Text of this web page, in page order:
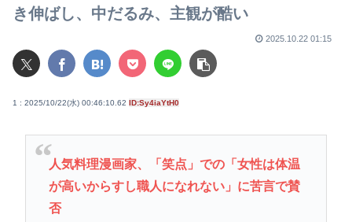
き伸ばし、中だるみ、主観が酷い
2025.10.22 01:15
1 : 2025/10/22(水) 00:46:10.62 ID:Sy4iaYtH0
人気料理漫画家、「笑点」での「女性は体温
が高いからすし職人になれない」に苦言で賛
否